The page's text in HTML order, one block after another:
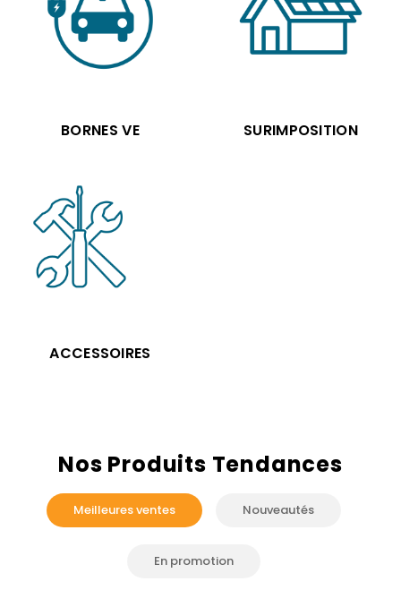
BORNES VE SURIMPOSITION
ACCESSOIRES
Nos Produits Tendances
Meilleures ventes Nouveautés
En promotion